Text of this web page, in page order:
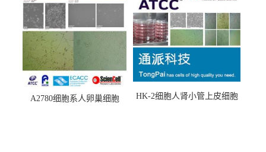
A2780细胞系人卵巢细胞
HK-2细胞人肾小管上皮细胞